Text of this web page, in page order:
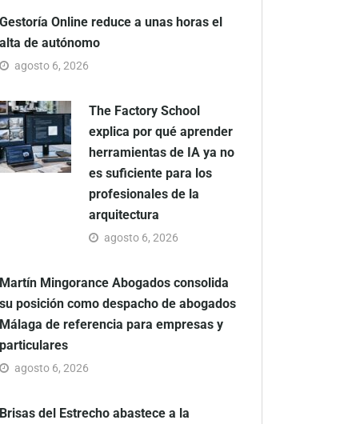
Gestoría Online reduce a unas horas el
alta de autónomo
agosto 6, 2026
The Factory School
explica por qué aprender
herramientas de IA ya no
es suficiente para los
profesionales de la
arquitectura
agosto 6, 2026
Martín Mingorance Abogados consolida
su posición como despacho de abogados
Málaga de referencia para empresas y
particulares
agosto 6, 2026
Brisas del Estrecho abastece a la